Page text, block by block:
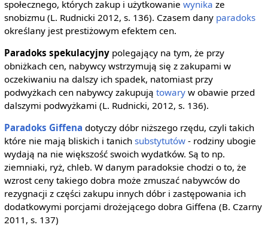
społecznego, których zakup i użytkowanie wynika ze
snobizmu (L. Rudnicki 2012, s. 136). Czasem dany paradoks
określany jest prestiżowym efektem cen.
Paradoks spekulacyjnypolegający na tym, że przy
obniżkach cen, nabywcy wstrzymują się z zakupami w
oczekiwaniu na dalszy ich spadek, natomiast przy
podwyżkach cen nabywcy zakupują towaryw obawie przed
dalszymi podwyżkami (L. Rudnicki, 2012, s. 136).
Paradoks Giffena dotyczy dóbr niższego rzędu, czyli takich
które nie mają bliskich i tanich substytutów- rodziny ubogie
wydają na nie większość swoich wydatków. Są to np.
ziemniaki, ryż, chleb. W danym paradoksie chodzi o to, że
wzrost ceny takiego dobra może zmuszać nabywców do
rezygnacji z części zakupu innych dóbr i zastępowania ich
dodatkowymi porcjami drożejącego dobra Giffena (B. Czarny
2011, s. 137)